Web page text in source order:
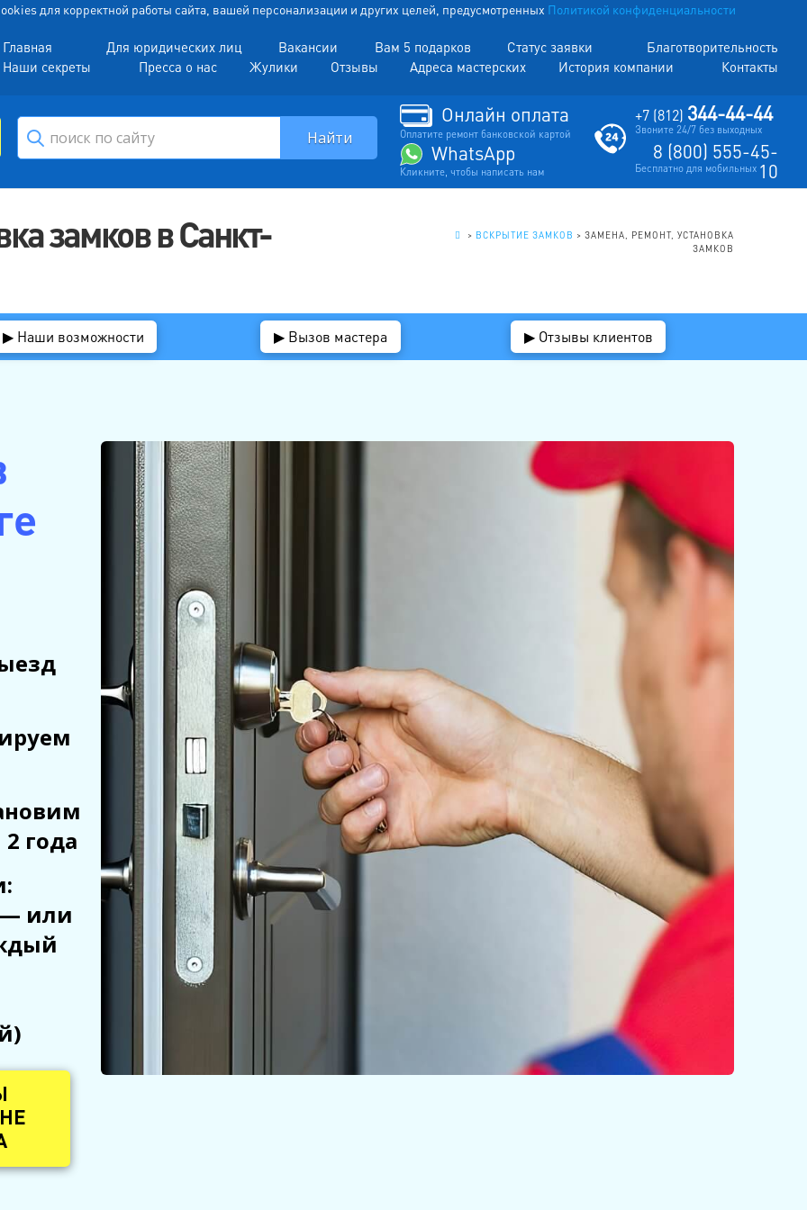
для корректной работы сайта, вашей персонализации и других целей, предусмотренных Политикой конфиденциальности
Главная Для юридических лиц Вакансии Вам 5 подарков Статус заявки
Благотворительность
Наши секреты
Пресса о нас Жулики Отзывы Адреса мастерских История компании Контакты
Онлайн оплата
Оплатите ремонт банковской картой
WhatsApp
Кликните, чтобы написать нам
+7 (812) 344-44-44
Звоните 24/7 без выходных
8 (800) 555-45-
10
Бесплатно для мобильных
замков в Санкт- > ВСКРЫТИЕ ЗАМКОВ > ЗАМЕНА, РЕМОНТ, УСТАНОВКА
ЗАМКОВ
▶ Наши возможности ▶ Вызов мастера ▶ Отзывы клиентов
года
— или